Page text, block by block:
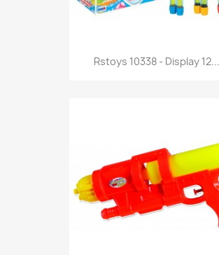
Anteprima
Rstoys 10338 - Display 12...